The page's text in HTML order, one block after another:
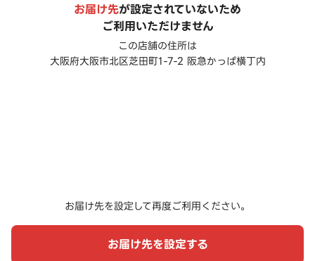
お届け先が設定されていないため
ご利用いただけません
この店舗の住所は
大阪府大阪市北区芝田町1-7-2 阪急かっぱ横丁内
お届け先を設定して再度ご利用ください。
お届け先を設定する